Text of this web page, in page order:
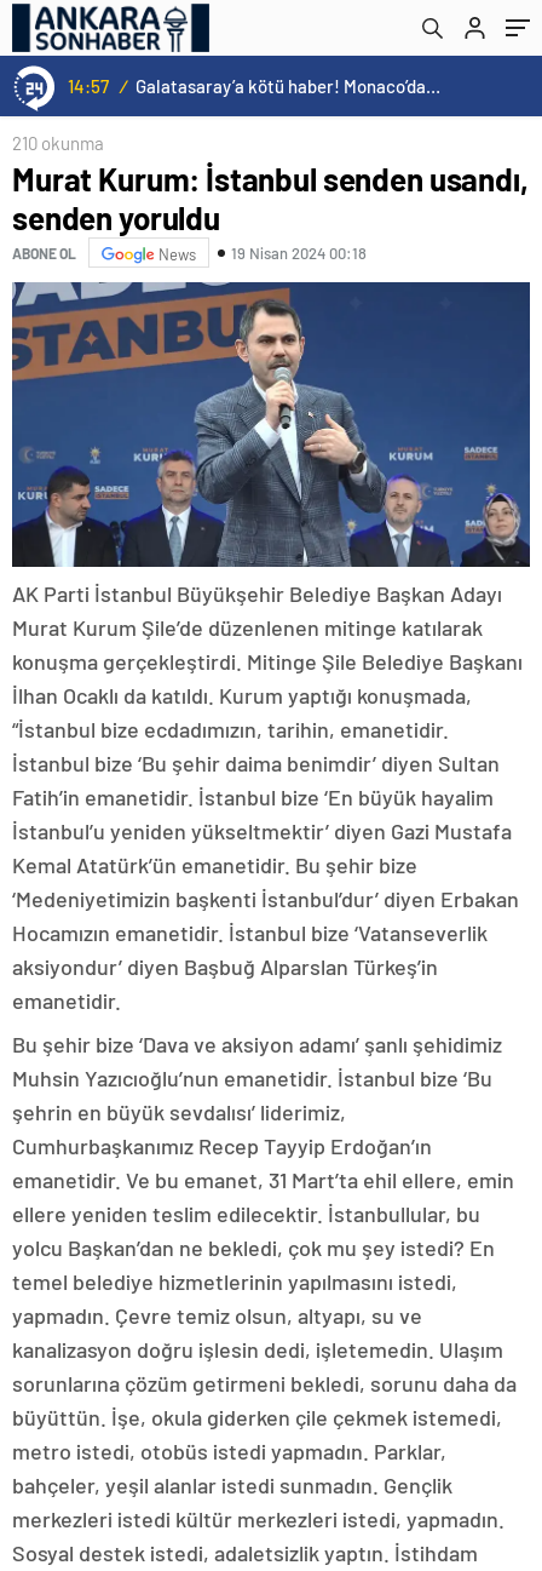
14:57 / Galatasaray’a kötü haber! Monaco’dan flaş Onyekuru kararı.
210 okunma
Murat Kurum: İstanbul senden usandı,
senden yoruldu
ABONE OL News 19 Nisan 2024 00:18
AK Parti İstanbul Büyükşehir Belediye Başkan Adayı
Murat Kurum Şile’de düzenlenen mitinge katılarak
konuşma gerçekleştirdi. Mitinge Şile Belediye Başkanı
İlhan Ocaklı da katıldı. Kurum yaptığı konuşmada,
“İstanbul bize ecdadımızın, tarihin, emanetidir.
İstanbul bize ‘Bu şehir daima benimdir’ diyen Sultan
Fatih’in emanetidir. İstanbul bize ‘En büyük hayalim
İstanbul’u yeniden yükseltmektir’ diyen Gazi Mustafa
Kemal Atatürk’ün emanetidir. Bu şehir bize
‘Medeniyetimizin başkenti İstanbul’dur’ diyen Erbakan
Hocamızın emanetidir. İstanbul bize ‘Vatanseverlik
aksiyondur’ diyen Başbuğ Alparslan Türkeş’in
emanetidir.
Bu şehir bize ‘Dava ve aksiyon adamı’ şanlı şehidimiz
Muhsin Yazıcıoğlu’nun emanetidir. İstanbul bize ‘Bu
şehrin en büyük sevdalısı’ liderimiz,
Cumhurbaşkanımız Recep Tayyip Erdoğan’ın
emanetidir. Ve bu emanet, 31 Mart’ta ehil ellere, emin
ellere yeniden teslim edilecektir. İstanbullular, bu
yolcu Başkan’dan ne bekledi, çok mu şey istedi? En
temel belediye hizmetlerinin yapılmasını istedi,
yapmadın. Çevre temiz olsun, altyapı, su ve
kanalizasyon doğru işlesin dedi, işletemedin. Ulaşım
sorunlarına çözüm getirmeni bekledi, sorunu daha da
büyüttün. İşe, okula giderken çile çekmek istemedi,
metro istedi, otobüs istedi yapmadın. Parklar,
bahçeler, yeşil alanlar istedi sunmadın. Gençlik
merkezleri istedi kültür merkezleri istedi, yapmadın.
Sosyal destek istedi, adaletsizlik yaptın. İstihdam